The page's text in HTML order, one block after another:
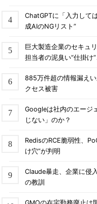
ChatGPTに「入力して
成AIのNGリスト”
巨大製造企業のセキュ
担当者の泥臭い“仕掛け
885万件超の情報漏え
クセス被害
Googleは社内のエー
じない」のか？
RedisのRCE脆弱性、
け穴”が判明
Claude暴走、企業に
の教訓